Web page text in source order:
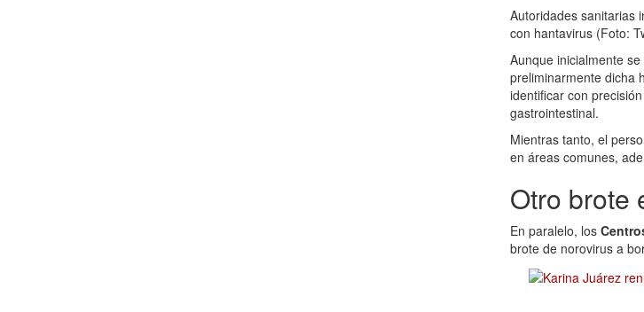
Autoridades sanitarias
con hantavirus (Foto:
Aunque inicialmente
preliminarmente dicha
identificar con
gastrointestinal.
Mientras tanto, el
en áreas comunes,
Otro brote
En paralelo, los
brote de norovirus a